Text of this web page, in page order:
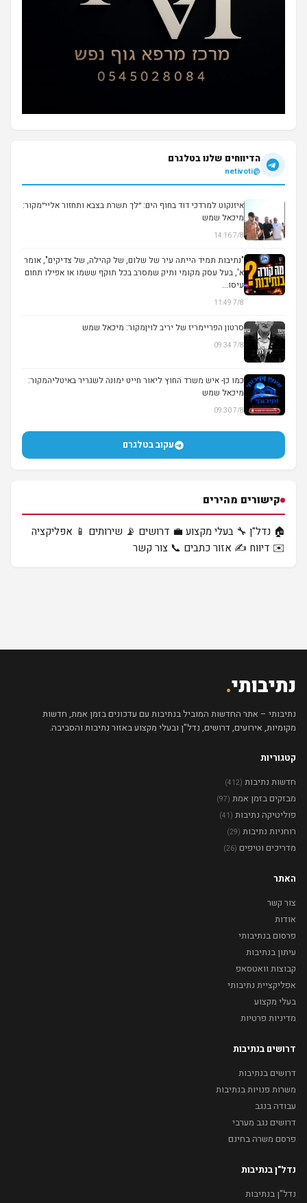
הדיווחים שלנו בטלגרם
@netivoti
איזנקוט למרדכי דוד בחוף הים: ״לך תשרת בצבא ותחזור אליי״מקור:
מיכאל שמש
7/8 14:16
"נתיבות תמיד הייתה עיר של שלום, של קהילה, של צדיקים", אומר
א', בעל עסק מקומי ותיק שמסרב בכל תוקף ששמו או אפילו תחום
עיסו...
7/8 11:49
▶
סרטון הפריימריז של יריב לויןמקור: מיכאל שמש
7/8 09:34
כמו כן- איש משרד החוץ ליאור חייט ימונה לשגריר באיטליהמקור:
מיכאל שמש
7/8 09:30
עקוב בטלגרם
קישורים מהירים
🏠 נדל"ן 🔧 בעלי מקצוע 💼 דרושים 📡 שירותים 📱 אפליקציה
✉️ דיווח ✍️ אזור כתבים 📞 צור קשר
נתיבותי.
נתיבותי – אתר החדשות המוביל בנתיבות עם עדכונים בזמן אמת, חדשות
מקומיות, אירועים, דרושים, נדל"ן ובעלי מקצוע באזור נתיבות והסביבה.
קטגוריות
חדשות נתיבות (412)
מבזקים בזמן אמת (97)
פוליטיקה נתיבות (41)
רוחניות נתיבות (29)
מדריכים וטיפים (26)
האתר
צור קשר
אודות
פרסום בנתיבותי
עיתון בנתיבות
קבוצות וואטסאפ
אפליקציית נתיבותי
בעלי מקצוע
מדיניות פרטיות
דרושים בנתיבות
דרושים בנתיבות
משרות פנויות בנתיבות
עבודה בנגב
דרושים נגב מערבי
פרסם משרה בחינם
נדל"ן בנתיבות
נדל"ן בנתיבות